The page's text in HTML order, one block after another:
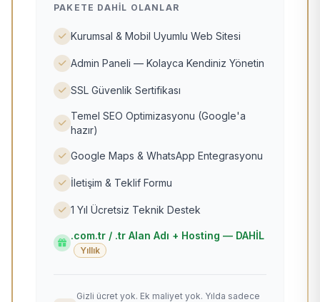
PAKETE DAHIL OLANLAR
Kurumsal & Mobil Uyumlu Web Sitesi
Admin Paneli — Kolayca Kendiniz Yönetin
SSL Güvenlik Sertifikası
Temel SEO Optimizasyonu (Google'a
hazır)
Google Maps & WhatsApp Entegrasyonu
İletişim & Teklif Formu
1 Yıl Ücretsiz Teknik Destek
.com.tr / .tr Alan Adı + Hosting — DAHİL
Yıllık
Gizli ücret yok. Ek maliyet yok. Yılda sadece